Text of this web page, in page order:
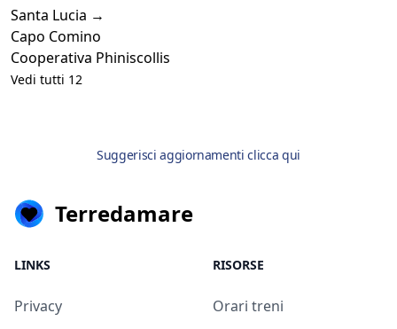
Santa Lucia →
Capo Comino
Cooperativa Phiniscollis
Vedi tutti 12
Suggerisci aggiornamenti clicca qui
Terredamare
LINKS
Privacy
RISORSE
Orari treni